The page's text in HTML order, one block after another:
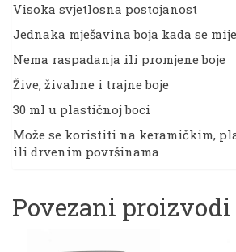
Visoka svjetlosna postojanost
Jednaka mješavina boja kada se
Nema raspadanja ili promjene boje
Žive, živahne i trajne boje
30 ml u plastičnoj boci
Može se koristiti na keramičkim,
ili drvenim površinama
Povezani proizvodi